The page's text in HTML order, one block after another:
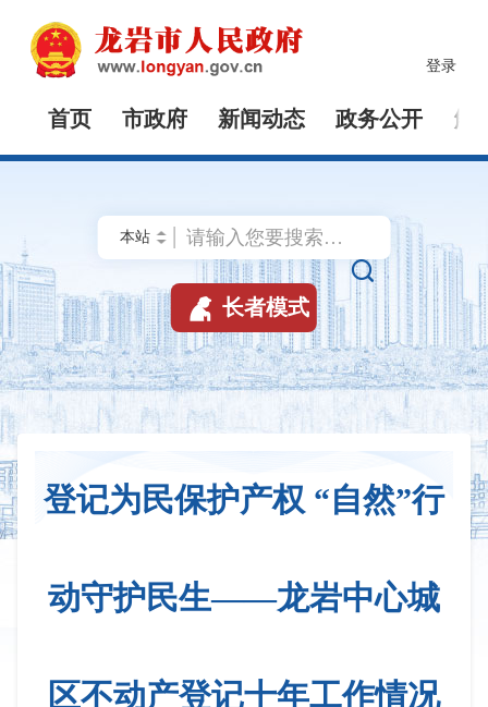
登录
首页 市政府 新闻动态 政务公开 解

 长者模式
登记为民保护产权 “自然”行
动守护民生——龙岩中心城
区不动产登记十年工作情况